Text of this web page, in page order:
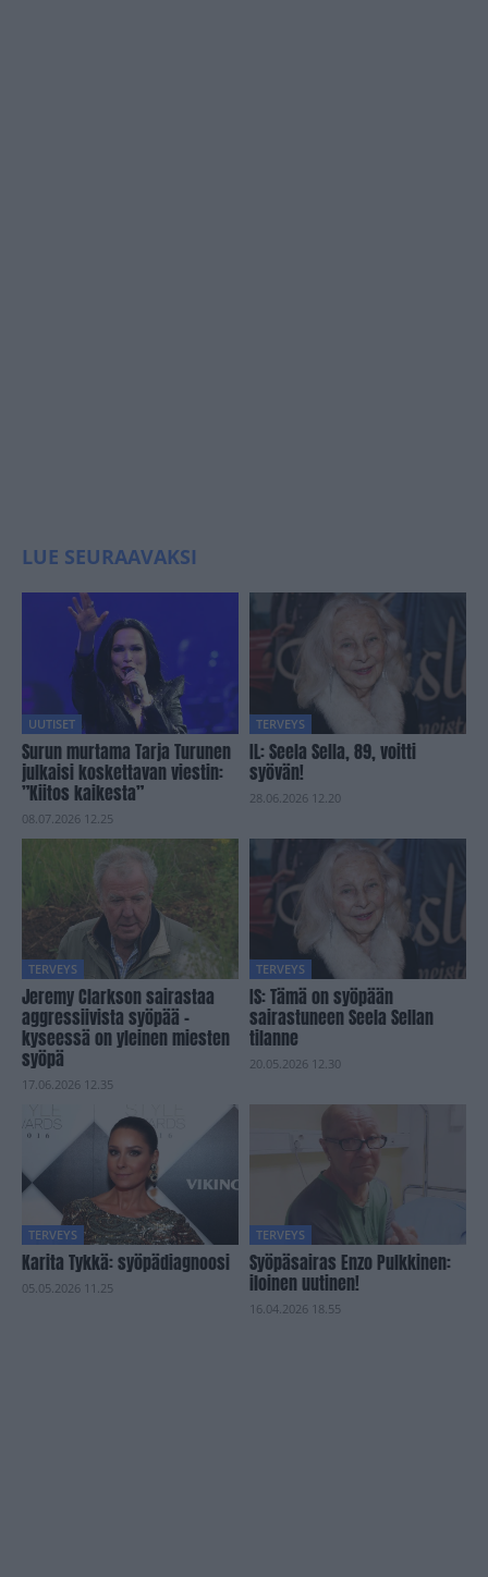
LUE SEURAAVAKSI
UUTISET
Surun murtama Tarja Turunen
julkaisi koskettavan viestin:
”Kiitos kaikesta”
08.07.2026 12.25
TERVEYS
IL: Seela Sella, 89, voitti
syövän!
28.06.2026 12.20
TERVEYS
Jeremy Clarkson sairastaa
aggressiivista syöpää –
kyseessä on yleinen miesten
syöpä
17.06.2026 12.35
TERVEYS
IS: Tämä on syöpään
sairastuneen Seela Sellan
tilanne
20.05.2026 12.30
TERVEYS
Karita Tykkä: syöpädiagnoosi
05.05.2026 11.25
TERVEYS
Syöpäsairas Enzo Pulkkinen:
iloinen uutinen!
16.04.2026 18.55